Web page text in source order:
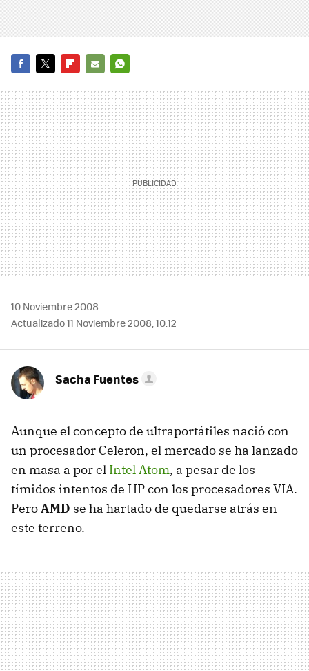
MAIL
10 Noviembre 2008
Actualizado 11 Noviembre 2008, 10:12
Sacha Fuentes
Aunque el concepto de ultraportátiles nació con
un procesador Celeron, el mercado se ha lanzado
en masa a por el Intel Atom, a pesar de los
tímidos intentos de HP con los procesadores VIA.
PeroAMD se ha hartado de quedarse atrás en
este terreno.